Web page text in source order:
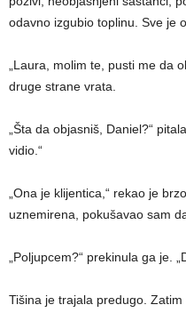
odavno izgubio toplinu. Sve je
„Laura, molim te, pusti me da
druge strane vrata.
„Šta da objasniš, Daniel?“
vidio.“
„Ona je klijentica,“ rekao je
uznemirena, pokušavao sam
„Poljupcem?“ prekinula ga je.
Tišina je trajala predugo. Zatim